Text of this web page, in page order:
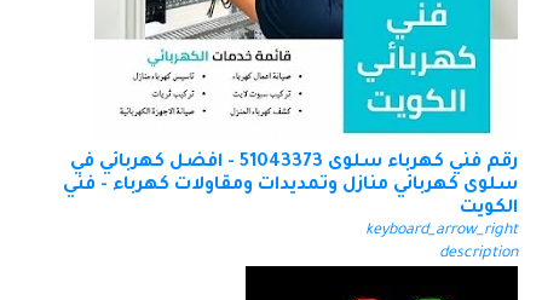
رقم فني كهرباء سلوى 51043373 - افضل كهربائي في
سلوى كهربائي منازل وتمديدات ومقاولات كهرباء - فني
الكويت
keyboard_arrow_right
description